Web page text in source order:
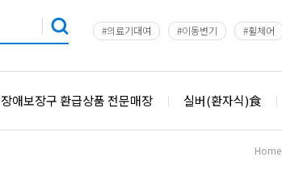
#의료기대여 #이동변기 #휠체어
장애보장구 환급상품 전문매장 실버(환자식)食
Home